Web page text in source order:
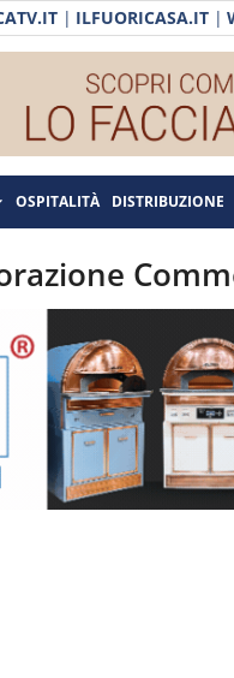
| ILFUORICASA.IT |
OSPITALITÀ DISTRIBUZIONE